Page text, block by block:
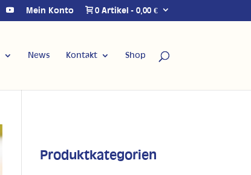
Mein Konto 0 Artikel 0,00 €
News Kontakt Shop
Produktkategorien